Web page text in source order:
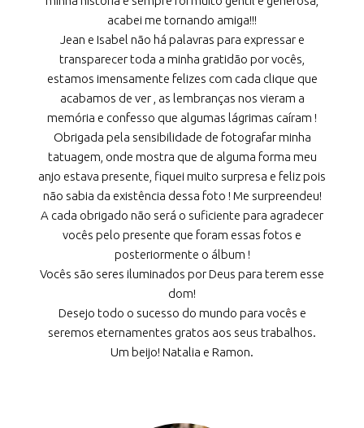
acabei me tornando amiga!!!
Jean e Isabel não há palavras para expressar e
transparecer toda a minha gratidão por vocês,
estamos imensamente felizes com cada clique que
acabamos de ver , as lembranças nos vieram a
memória e confesso que algumas lágrimas caíram !
Obrigada pela sensibilidade de fotografar minha
tatuagem, onde mostra que de alguma forma meu
anjo estava presente, fiquei muito surpresa e feliz pois
não sabia da existência dessa foto ! Me surpreendeu!
A cada obrigado não será o suficiente para agradecer
vocês pelo presente que foram essas fotos e
posteriormente o álbum !
Vocês são seres iluminados por Deus para terem esse
dom!
Desejo todo o sucesso do mundo para vocês e
seremos eternamentes gratos aos seus trabalhos.
Um beijo! Natalia e Ramon.